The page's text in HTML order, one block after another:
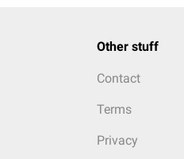
Other stuff
Contact
Terms
Privacy